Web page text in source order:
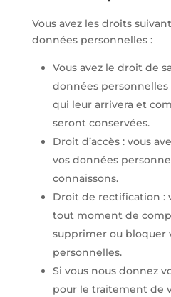
Vous avez les droits
données personnelles :
Vous avez le droit de
données personnelles
qui leur arrivera et
seront conservées.
Droit d’accès : vous
vos données
connaissons.
Droit de rectification :
tout moment de
supprimer ou bloquer
personnelles.
Si vous nous donnez
pour le traitement de